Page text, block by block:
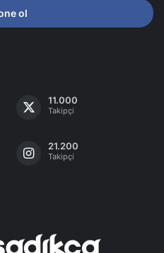
11.000
Takipçi
21.200
Takipçi